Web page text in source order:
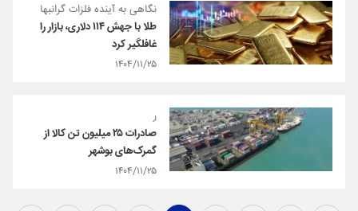
نگاهی به آینده فلزات گرانبها
طلا با جهش ۱۱۴ دلاری، بازار را
غافلگیر کرد
۱۴۰۴/۱۱/۲۵
ر
صادرات ۲۵ میلیون تن کالا از
گمرک‌های بوشهر
۱۴۰۴/۱۱/۲۵